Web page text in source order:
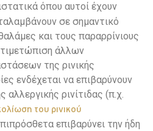
όπου αυτοί έχουν
σε σημαντικό
και τους παραρρίνιους
άλλων
της ρινικής
ενδέχεται να επιβαρύνουν
ρινίτιδας (π.χ.
του ρινικού
επιβαρύνει την ήδη